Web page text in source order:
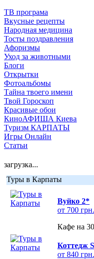
ТВ програма
Вкусные рецепты
Народная медицина
Тосты поздравления
Афоризмы
Уход за животными
Блоги
Открытки
Фотоальбомы
Тайна твоего имени
Твой Гороскоп
Красивые обои
КиноАФИША Киева
Туризм КАРПАТЫ
Игры Онлайн
Статьи
загрузка...
Туры в Карпаты
Вуйко 2*
от 700
Кафе на
Коттедж
от 840